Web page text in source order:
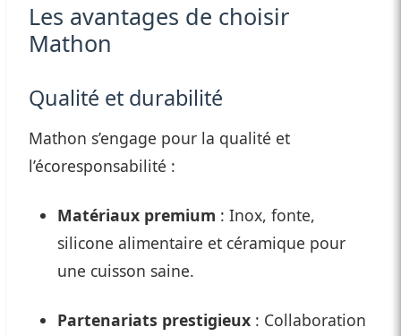
Les avantages de choisir
Mathon
Qualité et durabilité
Mathon s’engage pour la qualité et
l’écoresponsabilité :
Matériaux premium : Inox, fonte,
silicone alimentaire et céramique pour
une cuisson saine.
Partenariats prestigieux : Collaboration